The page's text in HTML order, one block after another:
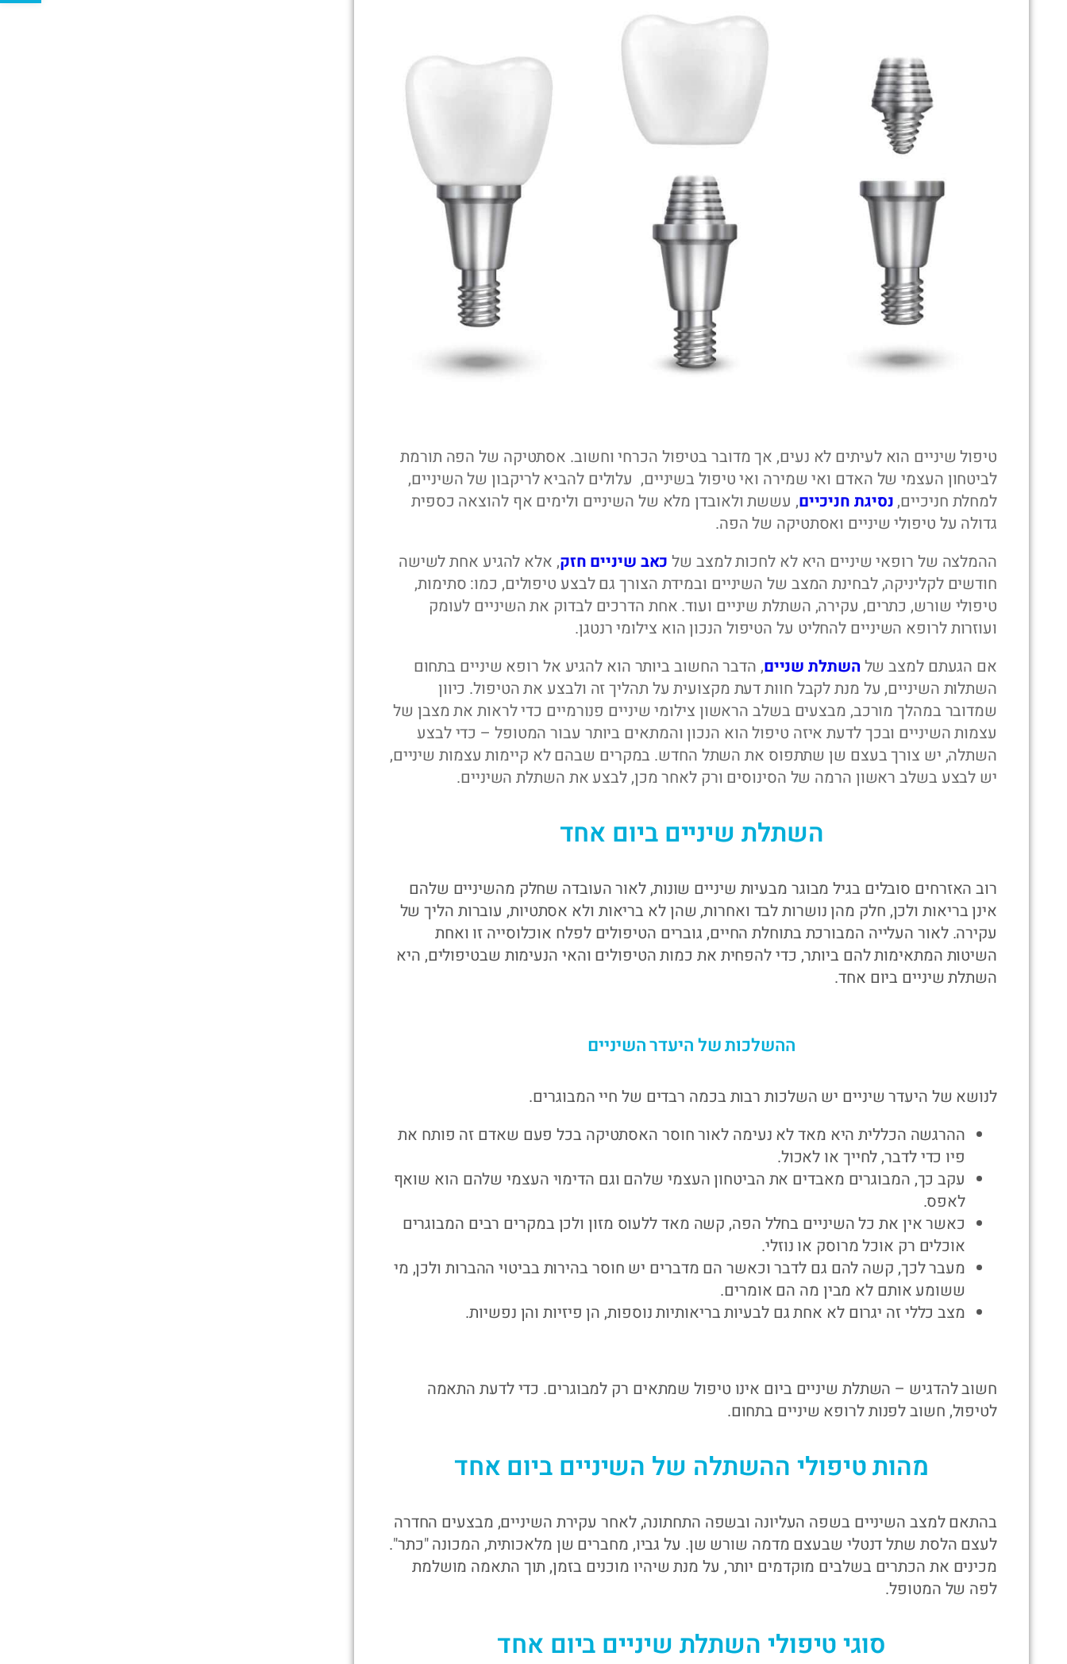
טיפול שיניים הוא לעיתים לא נעים, אך מדובר בטיפול הכרחי וחשוב. אסתטיקה של הפה תורמת
לביטחון העצמי של האדם ואי שמירה ואי טיפול בשיניים, עלולים להביא לריקבון של השיניים,
למחלת חניכיים, נסיגת חניכיים, עששת ולאובדן מלא של השיניים ולימים אף להוצאה כספית
גדולה על טיפולי שיניים ואסתטיקה של הפה.
ההמלצה של רופאי שיניים היא לא לחכות למצב של כאב שיניים חזק, אלא להגיע אחת לשישה
חודשים לקליניקה, לבחינת המצב של השיניים ובמידת הצורך גם לבצע טיפולים, כמו: סתימות,
טיפולי שורש, כתרים, עקירה, השתלת שיניים ועוד. אחת הדרכים לבדוק את השיניים לעומק
ועוזרות לרופא השיניים להחליט על הטיפול הנכון הוא צילומי רנטגן.
אם הגעתם למצב שלהשתלת שניים, הדבר החשוב ביותר הוא להגיע אל רופא שיניים בתחום
השתלות השיניים, על מנת לקבל חוות דעת מקצועית על תהליך זה ולבצע את הטיפול. כיוון
שמדובר במהלך מורכב, מבצעים בשלב הראשון צילומי שיניים פנורמיים כדי לראות את מצבן של
עצמות השיניים ובכך לדעת איזה טיפול הוא הנכון והמתאים ביותר עבור המטופל – כדי לבצע
השתלה, יש צורך בעצם שן שתתפוס את השתל החדש. במקרים שבהם לא קיימות עצמות שיניים,
יש לבצע בשלב ראשון הרמה של הסינוסים ורק לאחר מכן, לבצע את השתלת השיניים.
השתלת שיניים ביום אחד
רוב האזרחים סובלים בגיל מבוגר מבעיות שיניים שונות, לאור העובדה שחלק מהשיניים שלהם
אינן בריאות ולכן, חלק מהן נושרות לבד ואחרות, שהן לא בריאות ולא אסתטיות, עוברות הליך של
עקירה. לאור העלייה המבורכת בתוחלת החיים, גוברים הטיפולים לפלח אוכלוסייה זו ואחת
השיטות המתאימות להם ביותר, כדי להפחית את כמות הטיפולים והאי הנעימות שבטיפולים, היא
השתלת שיניים ביום אחד.
ההשלכות של היעדר השיניים
לנושא של היעדר שיניים יש השלכות רבות בכמה רבדים של חיי המבוגרים.
ההרגשה הכללית היא מאד לא נעימה לאור חוסר האסתטיקה בכל פעם שאדם זה פותח את
פיו כדי לדבר, לחייך או לאכול.
עקב כך, המבוגרים מאבדים את הביטחון העצמי שלהם וגם הדימוי העצמי שלהם הוא שואף
לאפס.
כאשר אין את כל השיניים בחלל הפה, קשה מאד ללעוס מזון ולכן במקרים רבים המבוגרים
אוכלים רק אוכל מרוסק או נוזלי.
מעבר לכך, קשה להם גם לדבר וכאשר הם מדברים יש חוסר בהירות בביטוי ההברות ולכן, מי
ששומע אותם לא מבין מה הם אומרים.
מצב כללי זה יגרום לא אחת גם לבעיות בריאותיות נוספות, הן פיזיות והן נפשיות.
חשוב להדגיש – השתלת שיניים ביום אינו טיפול שמתאים רק למבוגרים. כדי לדעת התאמה
לטיפול, חשוב לפנות לרופא שיניים בתחום.
מהות טיפולי ההשתלה של השיניים ביום אחד
בהתאם למצב השיניים בשפה העליונה ובשפה התחתונה, לאחר עקירת השיניים, מבצעים החדרה
לעצם הלסת שתל דנטלי שבעצם מדמה שורש שן. על גביו, מחברים שן מלאכותית, המכונה "כתר".
מכינים את הכתרים בשלבים מוקדמים יותר, על מנת שיהיו מוכנים בזמן, תוך התאמה מושלמת
לפה של המטופל.
סוגי טיפולי השתלת שיניים ביום אחד